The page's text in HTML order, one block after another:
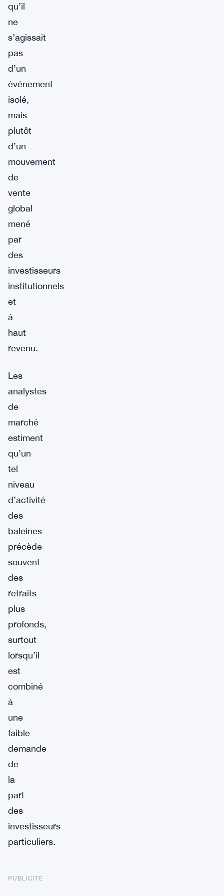
qu’il
ne
s’agissait
pas
d’un
événement
isolé,
mais
plutôt
d’un
mouvement
de
vente
global
mené
par
des
investisseurs
institutionnels
et
à
haut
revenu.
Les
analystes
de
marché
estiment
qu’un
tel
niveau
d’activité
des
baleines
précède
souvent
des
retraits
plus
profonds,
surtout
lorsqu’il
est
combiné
à
une
faible
demande
de
la
part
des
investisseurs
particuliers.
PUBLICITÉ